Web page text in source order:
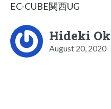
EC-CUBE関西UG
Hideki
August 20, 2020